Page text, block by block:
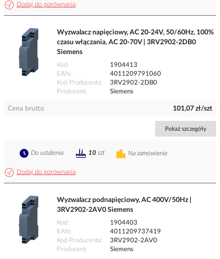
Dodaj do porównania
Wyzwalacz napięciowy, AC 20-24V, 50/60Hz, 100%
czasu włączania, AC 20-70V | 3RV2902-2DB0
Siemens
Kod
1904413
EAN
4011209791060
Kod Producenta
3RV2902-2DB0
Producent
Siemens
Cena brutto 101,07 zł/szt
Pokaż szczegóły
Dodaj do porównania
Na zamówienie
Do ustalenia 10 szt
Wyzwalacz podnapięciowy, AC 400V/50Hz |
3RV2902-2AV0 Siemens
Kod
1904403
EAN
4011209737419
Kod Producenta
3RV2902-2AV0
Producent
Siemens